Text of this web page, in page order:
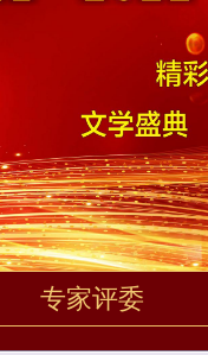
专家评委